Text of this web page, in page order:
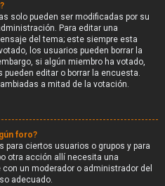
solo pueden ser modificadas por su
Para editar una
del tema; este siempre esta
los usuarios pueden borrar la
si algún miembro ha votado,
editar o borrar la encuesta.
a mitad de la votación.
foro?
ciertos usuarios o grupos y para
otra acción allí necesita una
un moderador o administrador del
adecuado.